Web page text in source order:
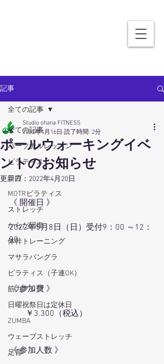
記事
全ての記事
パーソナルレッスン
ピラティス
ヨガ
MOTRピラティス
ストレッチ
からだ回復
体幹トレーニング
マサラバングラ
ピラティス（子連OK）
筋力アップ
日曜祝祭日は定休日
ZUMBA
ウェーブストレッチ
足育
全ての記事
ポールウォーキングイベ
ントのお知らせ
Studio ohana FITNESS
2022年4月16日 読了時間: 2分
更新日： 2022年4月20日
《 開催日 》
2022年5月8日（日）受付9：00 ～12：
00
《 参加費 》
￥3.300（税込）
《 参加人数 》